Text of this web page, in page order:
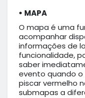
• MAPA
O mapa é uma
acompanhar
informações de
funcionalidade,
saber
evento quando o
piscar vermelho
submapas a